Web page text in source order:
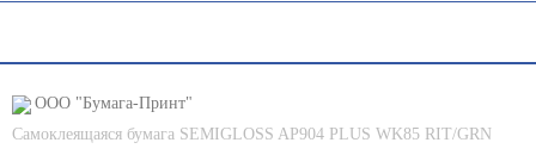
ООО "Бумага-Принт"
Самоклеящаяся бумага SEMIGLOSS AP904 PLUS WK85 RIT/GRN